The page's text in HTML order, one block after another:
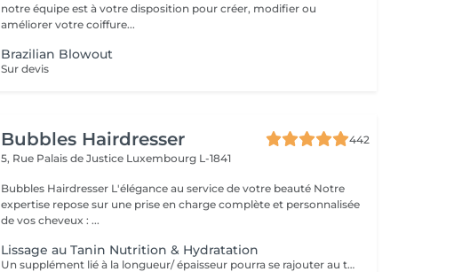
notre équipe est à votre disposition pour créer, modifier ou
améliorer votre coiffure...
Brazilian Blowout
Sur devis
Bubbles Hairdresser
442
5, Rue Palais de Justice Luxembourg L-1841
Bubbles Hairdresser L'élégance au service de votre beauté Notre
expertise repose sur une prise en charge complète et personnalisée
de vos cheveux : ...
Lissage au Tanin Nutrition & Hydratation
Un supplément lié à la longueur/ épaisseur pourra se rajouter au tarif du Lissage Brésilien . Un devis vous est offert sur simple demande sans engagement.